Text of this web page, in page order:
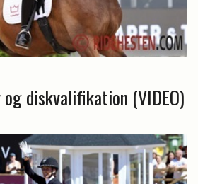
diskvalifikation (VIDEO)